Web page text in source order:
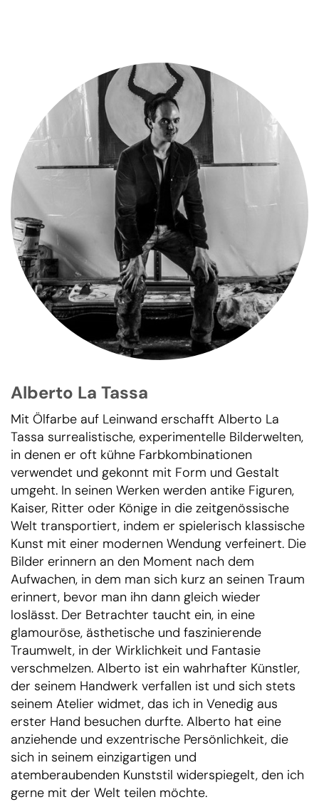
Alberto La Tassa
Mit Ölfarbe auf Leinwand erschafft Alberto La
Tassa surrealistische, experimentelle Bilderwelten,
in denen er oft kühne Farbkombinationen
verwendet und gekonnt mit Form und Gestalt
umgeht. In seinen Werken werden antike Figuren,
Kaiser, Ritter oder Könige in die zeitgenössische
Welt transportiert, indem er spielerisch klassische
Kunst mit einer modernen Wendung verfeinert. Die
Bilder erinnern an den Moment nach dem
Aufwachen, in dem man sich kurz an seinen Traum
erinnert, bevor man ihn dann gleich wieder
loslässt. Der Betrachter taucht ein, in eine
glamouröse, ästhetische und faszinierende
Traumwelt, in der Wirklichkeit und Fantasie
verschmelzen. Alberto ist ein wahrhafter Künstler,
der seinem Handwerk verfallen ist und sich stets
seinem Atelier widmet, das ich in Venedig aus
erster Hand besuchen durfte. Alberto hat eine
anziehende und exzentrische Persönlichkeit, die
sich in seinem einzigartigen und
atemberaubenden Kunststil widerspiegelt, den ich
gerne mit der Welt teilen möchte.